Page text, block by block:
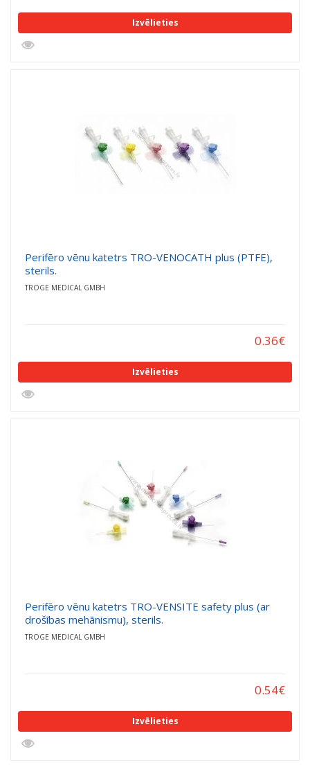
Izvēlieties
Perifēro vēnu katetrs TRO-VENOCATH plus (PTFE),
sterils.
TROGE MEDICAL GMBH
0.36€
Izvēlieties
Perifēro vēnu katetrs TRO-VENSITE safety plus (ar
drošības mehānismu), sterils.
TROGE MEDICAL GMBH
0.54€
Izvēlieties